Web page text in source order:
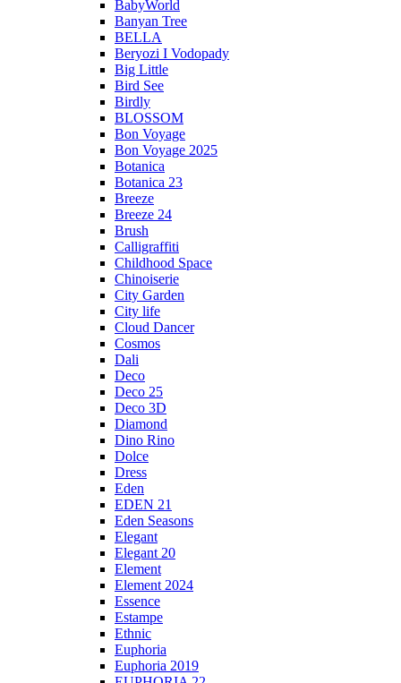
BabyWorld
Banyan Tree
BELLA
Beryozi I Vodopady
Big Little
Bird See
Birdly
BLOSSOM
Bon Voyage
Bon Voyage 2025
Botanica
Botanica 23
Breeze
Breeze 24
Brush
Calligraffiti
Childhood Space
Chinoiserie
City Garden
City life
Cloud Dancer
Cosmos
Dali
Deco
Deco 25
Deco 3D
Diamond
Dino Rino
Dolce
Dress
Eden
EDEN 21
Eden Seasons
Elegant
Elegant 20
Element
Element 2024
Essence
Estampe
Ethnic
Euphoria
Euphoria 2019